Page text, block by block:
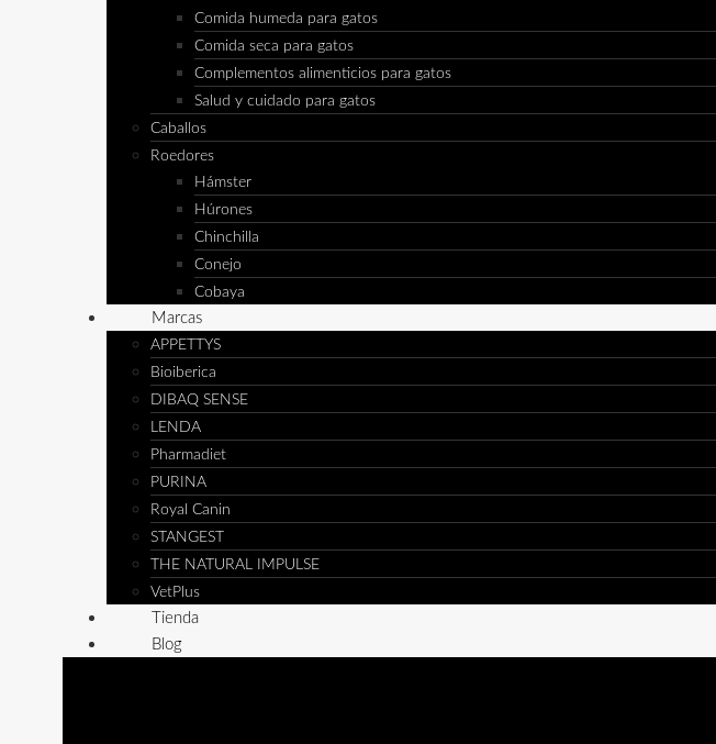
Comida humeda para gatos
Comida seca para gatos
Complementos alimenticios para gatos
Salud y cuidado para gatos
Caballos
Roedores
Hámster
Húrones
Chinchilla
Conejo
Cobaya
Marcas
APPETTYS
Bioiberica
DIBAQ SENSE
LENDA
Pharmadiet
PURINA
Royal Canin
STANGEST
THE NATURAL IMPULSE
VetPlus
Tienda
Blog